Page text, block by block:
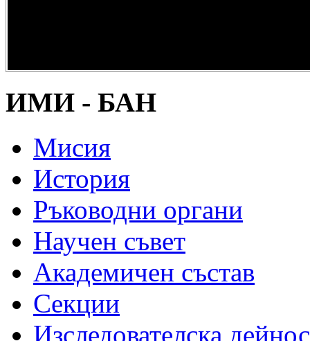
наследство” -
ИМИ - БАН
Мисия
История
Ръководни органи
Научен съвет
Академичен състав
Секции
Изследователска